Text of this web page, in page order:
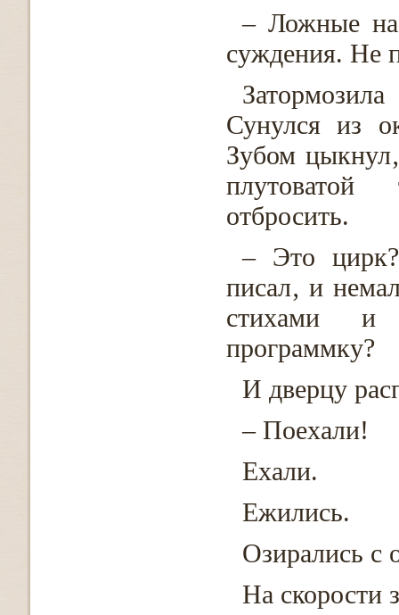
– Ложные на
суждения. Не
Сунулся из
Зубом
плутоватой
отбросить.
– Это
писал‚ и
стихами и
программку?
И дверцу
– Поехали!
Ехали.
Ежились.
Озирались с
На скорости